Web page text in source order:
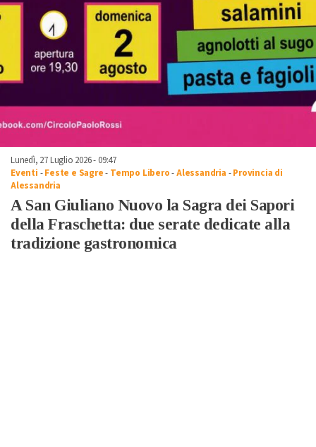
Lunedì, 27 Luglio 2026 - 09:47
Eventi -Feste e Sagre- Tempo Libero-Alessandria -Provincia di
Alessandria
A San Giuliano Nuovo la Sagra dei Sapori
della Fraschetta: due serate dedicate alla
tradizione gastronomica